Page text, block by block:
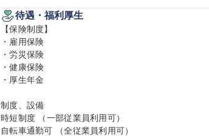
待遇・福利厚生
【保険制度】
・雇用保険
・労災保険
・健康保険
・厚生年金
制度、設備
時短制度 （一部従業員利用可）
自転車通勤可 （全従業員利用可）